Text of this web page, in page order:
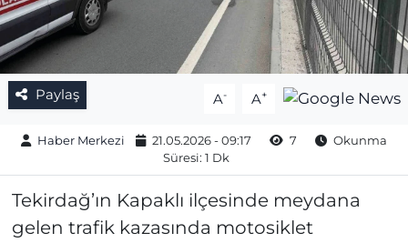
Paylaş A- A+
Haber Merkezi 21.05.2026 - 09:17 7
Okunma
Süresi: 1 Dk
Tekirdağ’ın Kapaklı ilçesinde meydana
gelen trafik kazasında motosiklet
Topluluk Kuralları
Yayın İlkeleri